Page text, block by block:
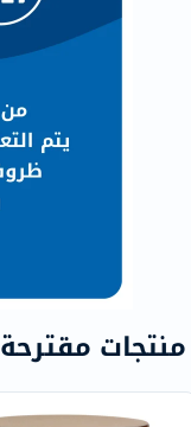
منتجات مقترحة